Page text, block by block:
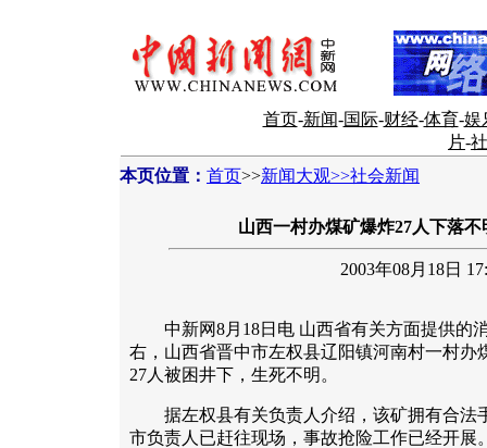
首页-新闻-国际-财经-体育-娱
片-
本页位置： 首页>>新闻大观>>社会新闻
山西一村办煤矿爆炸27人下落
2003年08月18日
中新网8月18日电 山西省有关方面提供的消
右，山西省晋中市左权县辽阳镇河南村一村办
27人被困井下，生死不明。
据左权县有关负责人介绍，该矿拥有合法
市负责人已赶往现场，事故抢险工作已经开展